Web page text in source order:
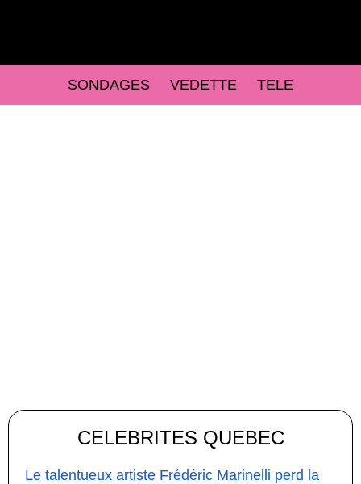
SONDAGES VEDETTE TELE
CELEBRITES QUEBEC
Le talentueux artiste Frédéric Marinelli perd la